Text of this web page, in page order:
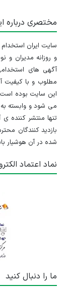
مختصری درباره
و روزانه مدیران
آگهی های
مطلوب و با کیفیت
این سایت بوده
می شود و وابسته
تنها منتشر کننده
بازدید کنندگان
شده در آن هوشیار
نماد اعتماد
ما را دنبال کنید